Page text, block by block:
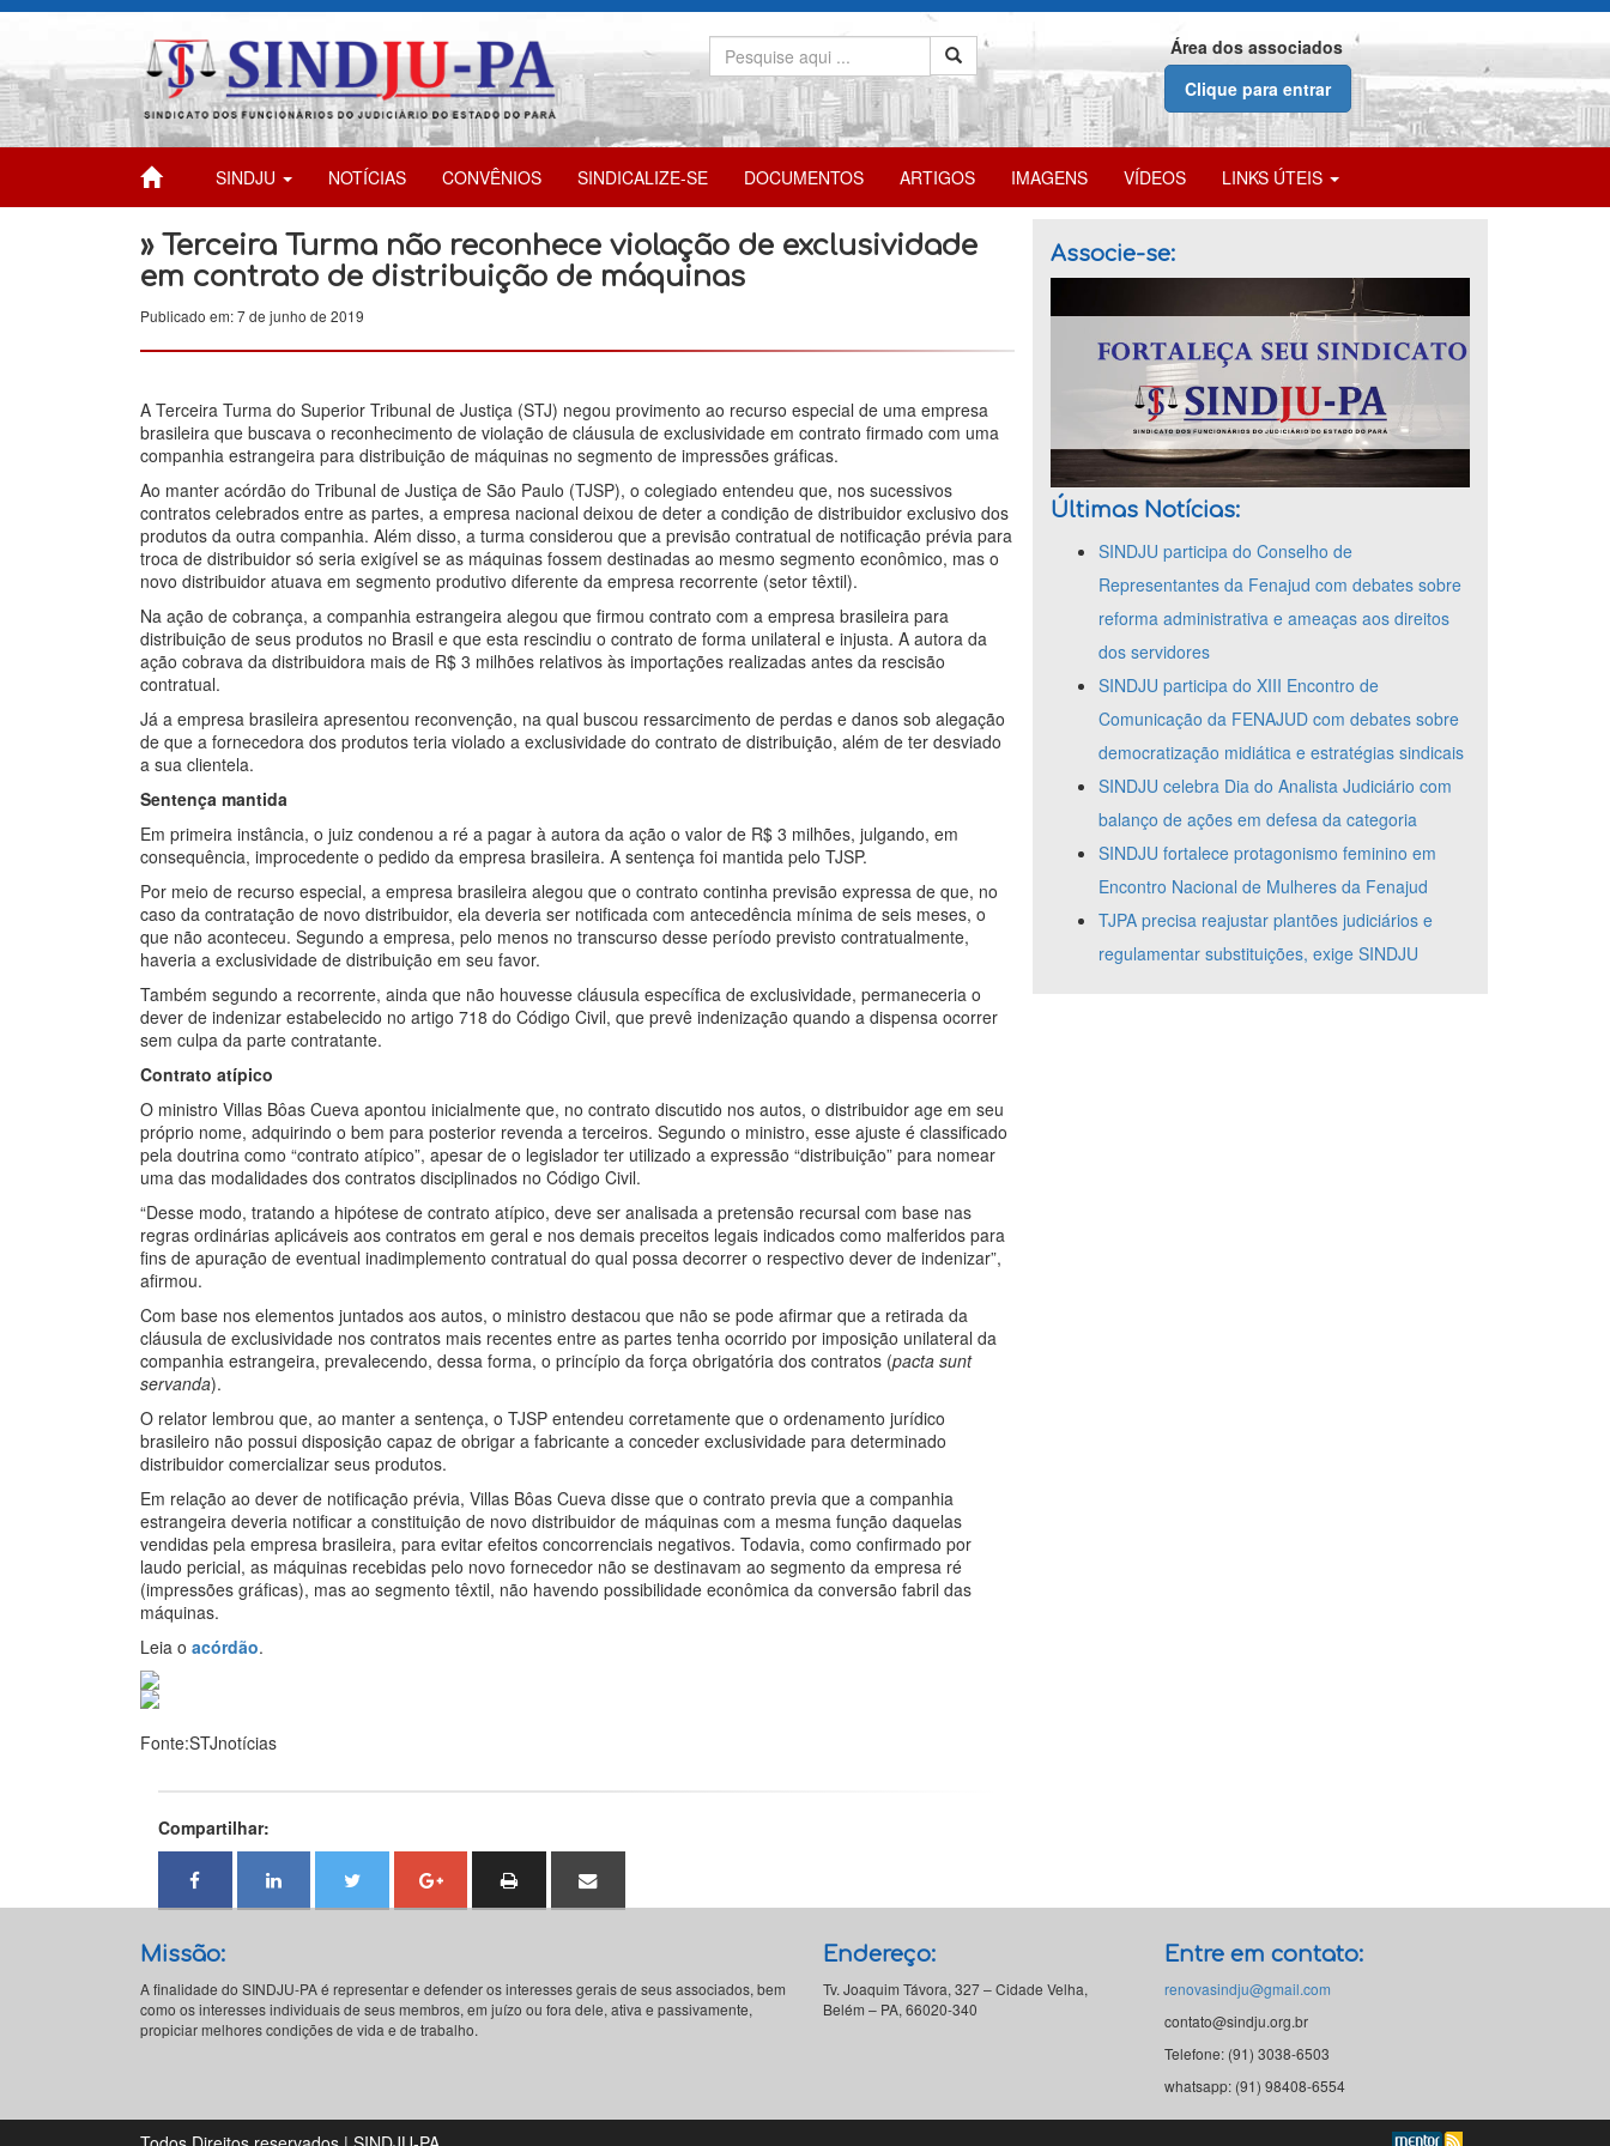
Área dos associados
Clique para entrar
SINDJU NOTÍCIAS CONVÊNIOS SINDICALIZE-SE DOCUMENTOS ARTIGOS IMAGENS VÍDEOS LINKS ÚTEIS
» Terceira Turma não reconhece violação de exclusividade
em contrato de distribuição de máquinas
Publicado em: 7 de junho de 2019
A Terceira Turma do Superior Tribunal de Justiça (STJ) negou provimento ao recurso especial de uma empresa
brasileira que buscava o reconhecimento de violação de cláusula de exclusividade em contrato firmado com uma
companhia estrangeira para distribuição de máquinas no segmento de impressões gráficas.
Ao manter acórdão do Tribunal de Justiça de São Paulo (TJSP), o colegiado entendeu que, nos sucessivos
contratos celebrados entre as partes, a empresa nacional deixou de deter a condição de distribuidor exclusivo dos
produtos da outra companhia. Além disso, a turma considerou que a previsão contratual de notificação prévia para
troca de distribuidor só seria exigível se as máquinas fossem destinadas ao mesmo segmento econômico, mas o
novo distribuidor atuava em segmento produtivo diferente da empresa recorrente (setor têxtil).
Na ação de cobrança, a companhia estrangeira alegou que firmou contrato com a empresa brasileira para
distribuição de seus produtos no Brasil e que esta rescindiu o contrato de forma unilateral e injusta. A autora da
ação cobrava da distribuidora mais de R$ 3 milhões relativos às importações realizadas antes da rescisão
contratual.
Já a empresa brasileira apresentou reconvenção, na qual buscou ressarcimento de perdas e danos sob alegação
de que a fornecedora dos produtos teria violado a exclusividade do contrato de distribuição, além de ter desviado
a sua clientela.
Sentença mantida
Em primeira instância, o juiz condenou a ré a pagar à autora da ação o valor de R$ 3 milhões, julgando, em
consequência, improcedente o pedido da empresa brasileira. A sentença foi mantida pelo TJSP.
Por meio de recurso especial, a empresa brasileira alegou que o contrato continha previsão expressa de que, no
caso da contratação de novo distribuidor, ela deveria ser notificada com antecedência mínima de seis meses, o
que não aconteceu. Segundo a empresa, pelo menos no transcurso desse período previsto contratualmente,
haveria a exclusividade de distribuição em seu favor.
Também segundo a recorrente, ainda que não houvesse cláusula específica de exclusividade, permaneceria o
dever de indenizar estabelecido no artigo 718 do Código Civil, que prevê indenização quando a dispensa ocorrer
sem culpa da parte contratante.
Contrato atípico
O ministro Villas Bôas Cueva apontou inicialmente que, no contrato discutido nos autos, o distribuidor age em seu
próprio nome, adquirindo o bem para posterior revenda a terceiros. Segundo o ministro, esse ajuste é classificado
pela doutrina como “contrato atípico”, apesar de o legislador ter utilizado a expressão “distribuição” para nomear
uma das modalidades dos contratos disciplinados no Código Civil.
“Desse modo, tratando a hipótese de contrato atípico, deve ser analisada a pretensão recursal com base nas
regras ordinárias aplicáveis aos contratos em geral e nos demais preceitos legais indicados como malferidos para
fins de apuração de eventual inadimplemento contratual do qual possa decorrer o respectivo dever de indenizar”,
afirmou.
Com base nos elementos juntados aos autos, o ministro destacou que não se pode afirmar que a retirada da
cláusula de exclusividade nos contratos mais recentes entre as partes tenha ocorrido por imposição unilateral da
companhia estrangeira, prevalecendo, dessa forma, o princípio da força obrigatória dos contratos (pacta sunt
servanda).
O relator lembrou que, ao manter a sentença, o TJSP entendeu corretamente que o ordenamento jurídico
brasileiro não possui disposição capaz de obrigar a fabricante a conceder exclusividade para determinado
distribuidor comercializar seus produtos.
Em relação ao dever de notificação prévia, Villas Bôas Cueva disse que o contrato previa que a companhia
estrangeira deveria notificar a constituição de novo distribuidor de máquinas com a mesma função daquelas
vendidas pela empresa brasileira, para evitar efeitos concorrenciais negativos. Todavia, como confirmado por
laudo pericial, as máquinas recebidas pelo novo fornecedor não se destinavam ao segmento da empresa ré
(impressões gráficas), mas ao segmento têxtil, não havendo possibilidade econômica da conversão fabril das
máquinas.
Leia o acórdão.
Fonte:STJnotícias
Compartilhar:
Associe-se:
Últimas Notícias:
SINDJU participa do Conselho de
Representantes da Fenajud com debates sobre
reforma administrativa e ameaças aos direitos
dos servidores
SINDJU participa do XIII Encontro de
Comunicação da FENAJUD com debates sobre
democratização midiática e estratégias sindicais
SINDJU celebra Dia do Analista Judiciário com
balanço de ações em defesa da categoria
SINDJU fortalece protagonismo feminino em
Encontro Nacional de Mulheres da Fenajud
TJPA precisa reajustar plantões judiciários e
regulamentar substituições, exige SINDJU
Missão:
A finalidade do SINDJU-PA é representar e defender os interesses gerais de seus associados, bem
como os interesses individuais de seus membros, em juízo ou fora dele, ativa e passivamente,
propiciar melhores condições de vida e de trabalho.
Endereço:
Tv. Joaquim Távora, 327 – Cidade Velha,
Belém – PA, 66020-340
Entre em contato:
renovasindju@gmail.com
contato@sindju.org.br
Telefone: (91) 3038-6503
whatsapp: (91) 98408-6554